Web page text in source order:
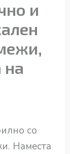
и
на
со
Наместа